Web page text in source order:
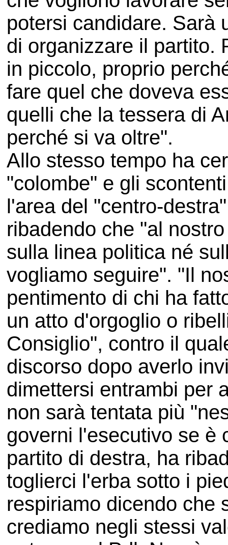
potersi candidare. Sarà
di organizzare il partito.
in piccolo, proprio
fare quel che doveva
quelli che la tessera di
perché si va oltre".
Allo stesso tempo ha
"colombe" e gli
l'area del "centro-
ribadendo che "al
sulla linea politica né
vogliamo seguire". "Il
pentimento di chi ha
un atto d'orgoglio o
Consiglio", contro il
discorso dopo averlo
dimettersi entrambi per
non sarà tentata più
governi l'esecutivo se è
partito di destra, ha
toglierci l'erba sotto i
respiriamo dicendo che
crediamo negli stessi